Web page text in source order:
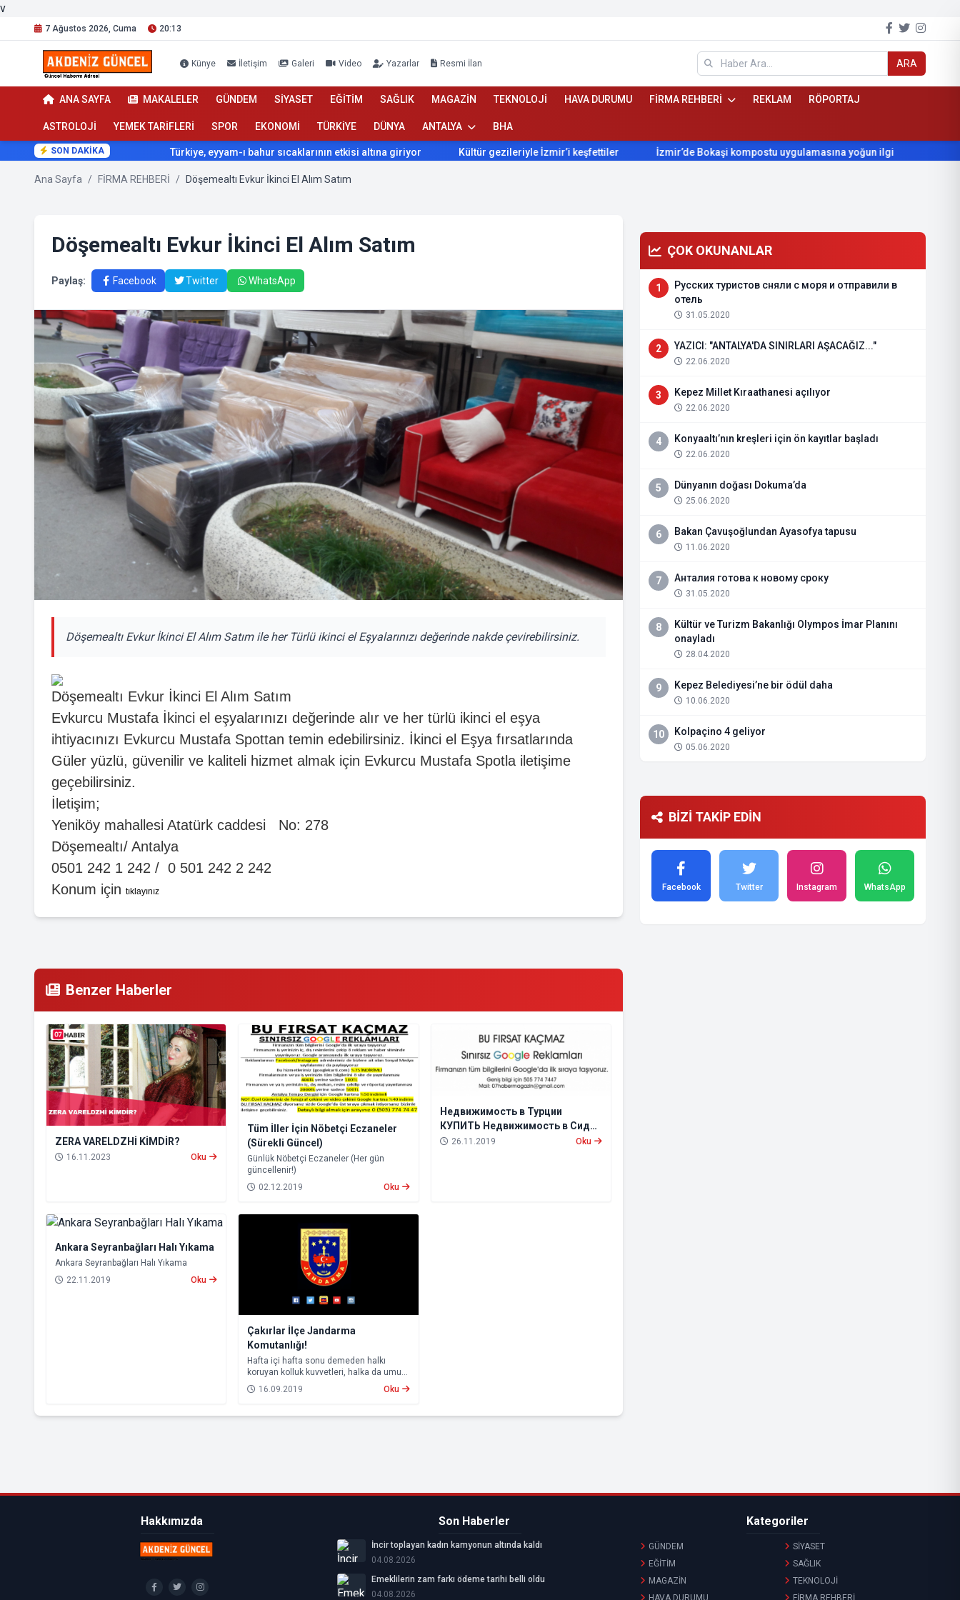
v
7 Ağustos 2026, Cuma 20:13
Künye İletişim Galeri Video Yazarlar Resmi İlan ARA
ANA SAYFA MAKALELER GÜNDEM SİYASET EĞİTİM SAĞLIK MAGAZİN TEKNOLOJİ HAVA DURUMU FİRMA REHBERİ REKLAM RÖPORTAJ
ASTROLOJİ YEMEK TARİFLERİ SPOR EKONOMİ TÜRKİYE DÜNYA ANTALYA BHA
SON DAKİKA Türkiye, eyyam-ı bahur sıcaklarının etkisi altına giriyor Kültür gezileriyle İzmir’i keşfettiler İzmir’de Bokaşi kompostu uygulamasına yoğun ilgi
Ana Sayfa / FİRMA REHBERİ / Döşemealtı Evkur İkinci El Alım Satım
Döşemealtı Evkur İkinci El Alım Satım
Paylaş: Facebook Twitter WhatsApp
Döşemealtı Evkur İkinci El Alım Satım ile her Türlü ikinci el Eşyalarınızı değerinde nakde çevirebilirsiniz.
Döşemealtı Evkur İkinci El Alım Satım
Evkurcu Mustafa İkinci el eşyalarınızı değerinde alır ve her türlü ikinci el eşya
ihtiyacınızı Evkurcu Mustafa Spottan temin edebilirsiniz. İkinci el Eşya fırsatlarında
Güler yüzlü, güvenilir ve kaliteli hizmet almak için Evkurcu Mustafa Spotla iletişime
geçebilirsiniz.
İletişim;
Yeniköy mahallesi Atatürk caddesi No: 278
Döşemealtı/ Antalya
0501 242 1 242 / 0 501 242 2 242
Konum için tıklayınız
Benzer Haberler
ZERA VARELDZHİ KİMDİR?
16.11.2023 Oku
Tüm İller İçin Nöbetçi Eczaneler
(Sürekli Güncel)
Günlük Nöbetçi Eczaneler (Her gün
güncellenir!)
02.12.2019
Oku
Недвижимость в Турции
КУПИТЬ Недвижимость в Сиде
Аренда квартир в Турции
26.11.2019 Oku
Ankara Seyranbağları Halı Yıkama
Ankara Seyranbağları Halı Yıkama
22.11.2019
Oku
Çakırlar İlçe Jandarma
Komutanlığı!
Hafta içi hafta sonu demeden halkı
koruyan kolluk kuvvetleri, halka da umut
oluyor!
16.09.2019 Oku
ÇOK OKUNANLAR
1
Русских туристов сняли с моря и отправили в
отель
31.05.2020
2 YAZICI: "ANTALYA'DA SINIRLARI AŞACAĞIZ..."
22.06.2020
3 Kepez Millet Kıraathanesi açılıyor
22.06.2020
4 Konyaaltı’nın kreşleri için ön kayıtlar başladı
22.06.2020
5 Dünyanın doğası Dokuma’da
25.06.2020
6 Bakan Çavuşoğlundan Ayasofya tapusu
11.06.2020
7 Анталия готова к новому сроку
31.05.2020
8
Kültür ve Turizm Bakanlığı Olympos İmar Planını
onayladı
28.04.2020
9 Kepez Belediyesi’ne bir ödül daha
10.06.2020
10 Kolpaçino 4 geliyor
05.06.2020
BİZİ TAKİP EDİN
Facebook Twitter Instagram WhatsApp
Hakkımızda Son Haberler
İncir toplayan kadın kamyonun altında kaldı
04.08.2026
Emeklilerin zam farkı ödeme tarihi belli oldu
04.08.2026
Kategoriler
GÜNDEM
SİYASET
EĞİTİM
SAĞLIK
MAGAZİN
TEKNOLOJİ
HAVA DURUMU
FİRMA REHBERİ